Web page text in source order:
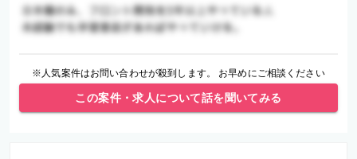
※人気案件はお問い合わせが殺到します。 お早めにご相談ください
この案件・求人について話を聞いてみる